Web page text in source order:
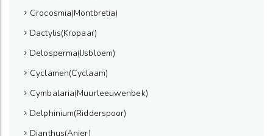
Crocosmia(Montbretia)
Dactylis(Kropaar)
Delosperma(IJsbloem)
Cyclamen(Cyclaam)
Cymbalaria(Muurleeuwenbek)
Delphinium(Ridderspoor)
Dianthus(Anjer)